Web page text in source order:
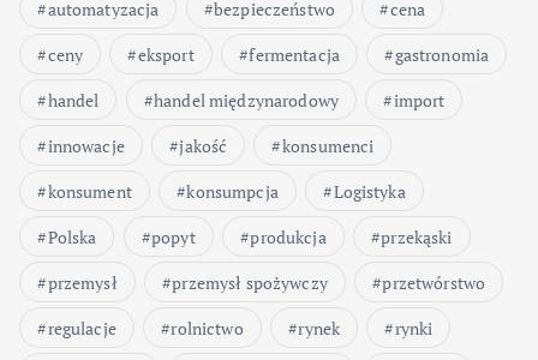
automatyzacja bezpieczeństwo
cena
ceny
eksport fermentacja
gastronomia
handel
handel międzynarodowy
import
innowacje
jakość
konsumenci
konsument
konsumpcja
Logistyka
Polska
popyt produkcja
przekąski
przemysł
przemysł spożywczy
przetwórstwo
regulacje
rolnictwo rynek
rynki